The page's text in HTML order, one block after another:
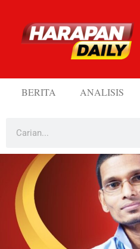
BERITA ANALISIS